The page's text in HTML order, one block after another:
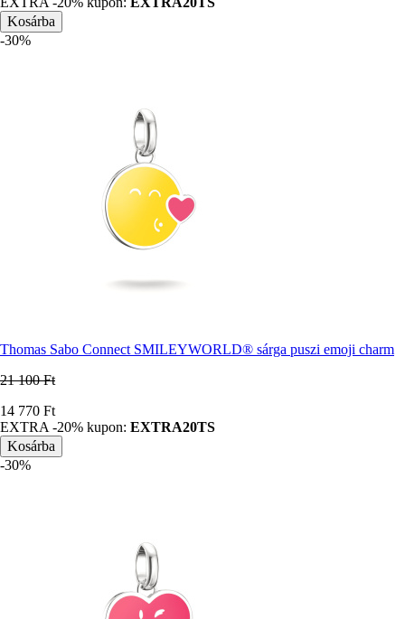
-30%
Thomas Sabo Connect SMILEYWORLD® sárga puszi emoji charm
21 100 Ft
Ár
14 770 Ft
EXTRA -20% kupon: EXTRA20TS
-30%